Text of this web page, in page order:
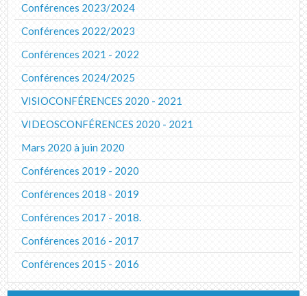
Conférences 2023/2024
Conférences 2022/2023
Conférences 2021 - 2022
Conférences 2024/2025
VISIOCONFÉRENCES 2020 - 2021
VIDEOSCONFÉRENCES 2020 - 2021
Mars 2020 à juin 2020
Conférences 2019 - 2020
Conférences 2018 - 2019
Conférences 2017 - 2018.
Conférences 2016 - 2017
Conférences 2015 - 2016